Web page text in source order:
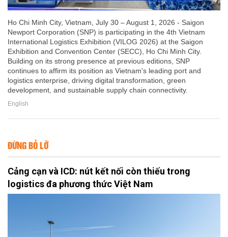
Ho Chi Minh City, Vietnam, July 30 – August 1, 2026 - Saigon
Newport Corporation (SNP) is participating in the 4th Vietnam
International Logistics Exhibition (VILOG 2026) at the Saigon
Exhibition and Convention Center (SECC), Ho Chi Minh City.
Building on its strong presence at previous editions, SNP
continues to affirm its position as Vietnam's leading port and
logistics enterprise, driving digital transformation, green
development, and sustainable supply chain connectivity.
English
ĐỪNG BỎ LỠ
Cảng cạn và ICD: nút kết nối còn thiếu trong
logistics đa phương thức Việt Nam